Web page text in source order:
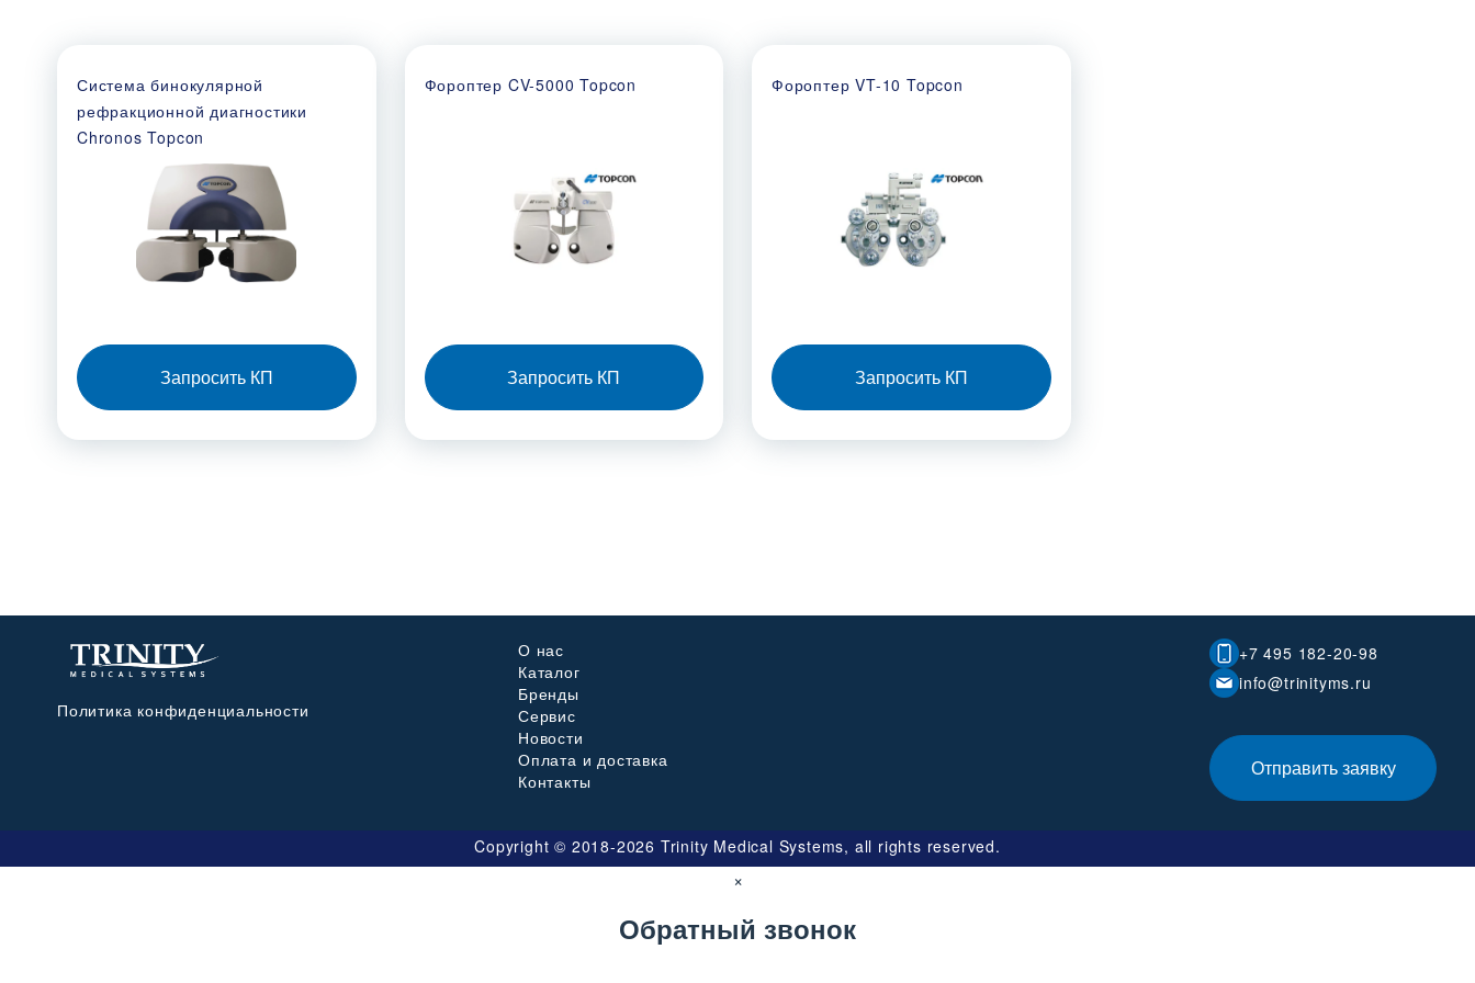
Система бинокулярной
рефракционной диагностики
Chronos Topcon
Запросить КП
Фороптер CV-5000 Topcon
Запросить КП
Фороптер VT-10 Topcon
Запросить КП
Политика конфиденциальности
О нас
Каталог
Бренды
Сервис
Новости
Оплата и доставка
Контакты
+7 495 182-20-98
info@trinityms.ru
Отправить заявку
Copyright © 2018-2026 Trinity Medical Systems, all rights reserved.
×
Обратный звонок